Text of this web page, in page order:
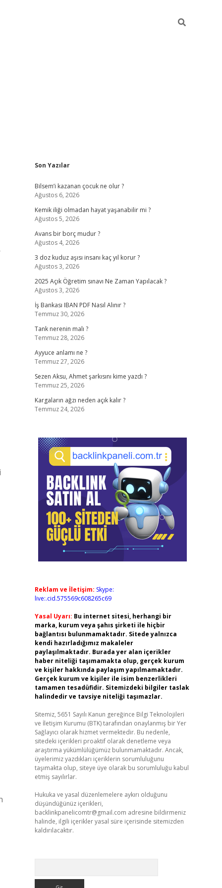
Sidebar
Son Yazılar
Bilsem’i kazanan çocuk ne olur ?
Ağustos 6, 2026
Kemik iliği olmadan hayat yaşanabilir mi ?
Ağustos 5, 2026
Avans bir borç mudur ?
Ağustos 4, 2026
3 doz kuduz aşısı insanı kaç yıl korur ?
Ağustos 3, 2026
2025 Açık Öğretim sınavı Ne Zaman Yapılacak ?
Ağustos 3, 2026
İş Bankası IBAN PDF Nasıl Alınır ?
Temmuz 30, 2026
Tank nerenin malı ?
Temmuz 28, 2026
Ayyuce anlamı ne ?
Temmuz 27, 2026
Sezen Aksu, Ahmet şarkısını kime yazdı ?
Temmuz 25, 2026
Kargaların ağzı neden açık kalır ?
Temmuz 24, 2026
Reklam ve İletişim: Skype:
live:.cid.575569c608265c69
Yasal Uyarı: Bu internet sitesi, herhangi bir
marka, kurum veya şahıs şirketi ile hiçbir
bağlantısı bulunmamaktadır. Sitede yalnızca
kendi hazırladığımız makaleler
paylaşılmaktadır. Burada yer alan içerikler
haber niteliği taşımamakta olup, gerçek kurum
ve kişiler hakkında paylaşım yapılmamaktadır.
Gerçek kurum ve kişiler ile isim benzerlikleri
tamamen tesadüfidir. Sitemizdeki bilgiler taslak
halindedir ve tavsiye niteliği taşımazlar.
Sitemiz, 5651 Sayılı Kanun gereğince Bilgi Teknolojileri
ve İletişim Kurumu (BTK) tarafından onaylanmış bir Yer
Sağlayıcı olarak hizmet vermektedir. Bu nedenle,
sitedeki içerikleri proaktif olarak denetleme veya
araştırma yükümlülüğümüz bulunmamaktadır. Ancak,
üyelerimiz yazdıkları içeriklerin sorumluluğunu
taşımakta olup, siteye üye olarak bu sorumluluğu kabul
etmiş sayılırlar.
Hukuka ve yasal düzenlemelere aykırı olduğunu
düşündüğünüz içerikleri,
backlinkpanelicomtr@gmail.com adresine bildirmeniz
halinde, ilgili içerikler yasal süre içerisinde sitemizden
kaldırılacaktır.